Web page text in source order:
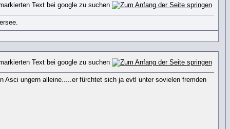
ungern alleine.....er fürchtet sich ja evtl unter sovielen fremden